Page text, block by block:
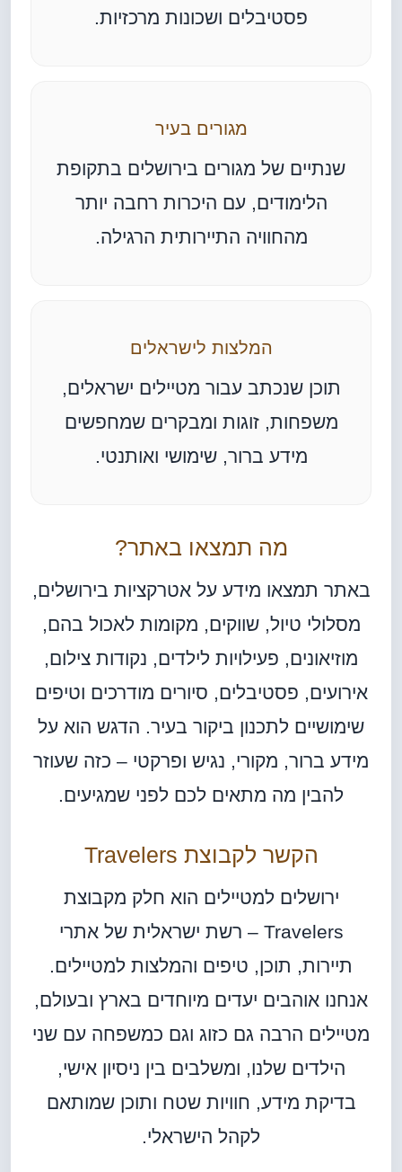
פסטיבלים ושכונות מרכזיות.
מגורים בעיר
שנתיים של מגורים בירושלים בתקופת
הלימודים, עם היכרות רחבה יותר
מהחוויה התיירותית הרגילה.
המלצות לישראלים
תוכן שנכתב עבור מטיילים ישראלים,
משפחות, זוגות ומבקרים שמחפשים
מידע ברור, שימושי ואותנטי.
מה תמצאו באתר?
באתר תמצאו מידע על אטרקציות בירושלים,
מסלולי טיול, שווקים, מקומות לאכול בהם,
מוזיאונים, פעילויות לילדים, נקודות צילום,
אירועים, פסטיבלים, סיורים מודרכים וטיפים
שימושיים לתכנון ביקור בעיר. הדגש הוא על
מידע ברור, מקורי, נגיש ופרקטי – כזה שעוזר
להבין מה מתאים לכם לפני שמגיעים.
הקשר לקבוצת Travelers
ירושלים למטיילים הוא חלק מקבוצת
Travelers – רשת ישראלית של אתרי
תיירות, תוכן, טיפים והמלצות למטיילים.
אנחנו אוהבים יעדים מיוחדים בארץ ובעולם,
מטיילים הרבה גם כזוג וגם כמשפחה עם שני
הילדים שלנו, ומשלבים בין ניסיון אישי,
בדיקת מידע, חוויות שטח ותוכן שמותאם
לקהל הישראלי.